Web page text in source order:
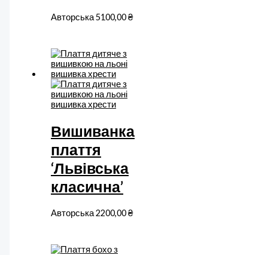
Авторська5100,00₴
Вишиванка
плаття
‘Львівська
класична’
Авторська2200,00₴